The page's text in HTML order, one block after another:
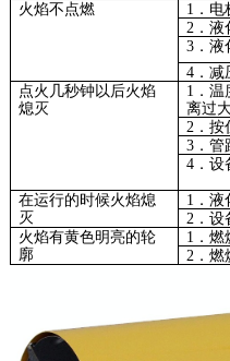
火焰不点燃
1．电
2．液
3．液
4．减
点火几秒钟以后火焰
熄灭
1．温
离过
2．按
3．管
4．设
在运行的时候火焰熄
灭
1．液
2．设
火焰有黄色明亮的轮
廓
1．燃
2．燃